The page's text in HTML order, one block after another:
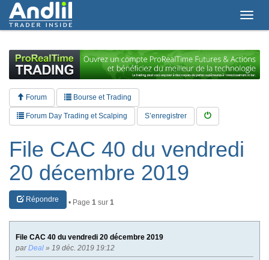
T
g
l
e
n
Forum Bourse et Trading
Forum Day Trading et Scalping S’enregistrer
File CAC 40 du vendredi
20 décembre 2019
Répondre • Page 1 sur 1
File CAC 40 du vendredi 20 décembre 2019
parDeal » 19 déc. 2019 19:12